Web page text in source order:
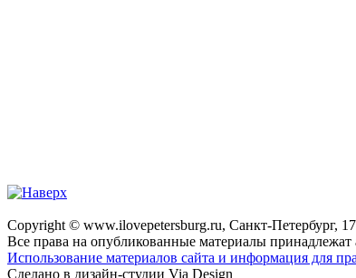
Copyright © www.ilovepetersburg.ru, Санкт-Петербург,
Все права на опубликованные материалы
Использование материалов сайта и информация для
Сделано в дизайн-студии Via Design